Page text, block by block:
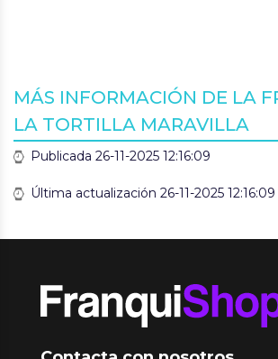
MÁS INFORMACIÓN DE LA
LA TORTILLA MARAVILLA
Publicada 26-11-2025 12:16:09
Última actualización 26-11-2025 12:16:09